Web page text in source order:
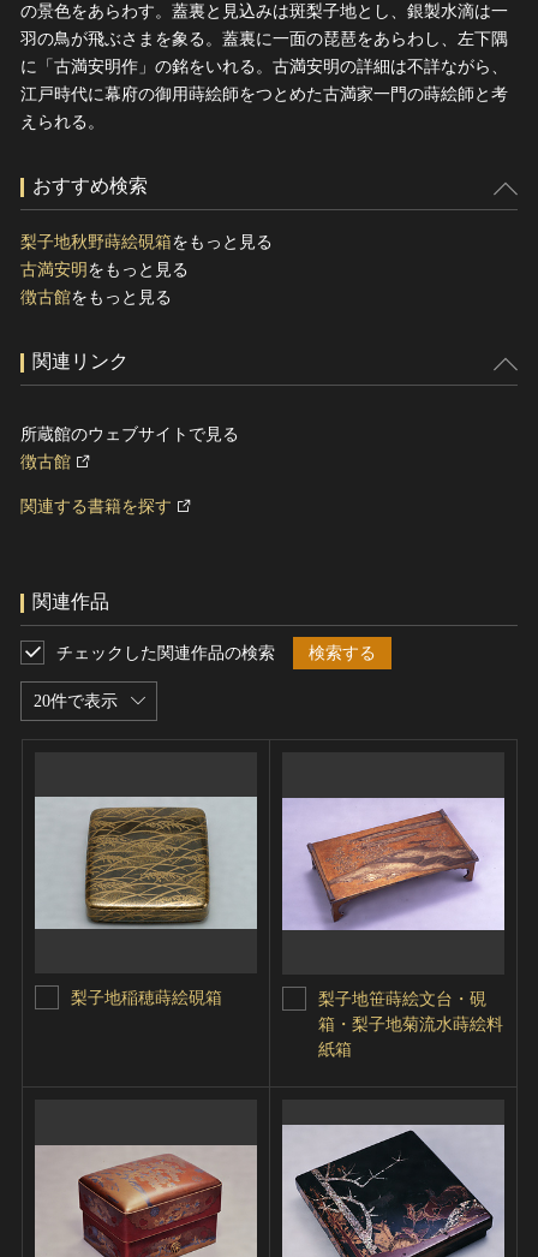
の景色をあらわす。蓋裏と見込みは斑梨子地とし、銀製水滴は一
羽の鳥が飛ぶさまを象る。蓋裏に一面の琵琶をあらわし、左下隅
に「古満安明作」の銘をいれる。古満安明の詳細は不詳ながら、
江戸時代に幕府の御用蒔絵師をつとめた古満家一門の蒔絵師と考
えられる。
おすすめ検索
梨子地秋野蒔絵硯箱をもっと見る
古満安明 をもっと見る
徴古館をもっと見る
関連リンク
所蔵館のウェブサイトで見る
徴古館
関連する書籍を探す
関連作品
20件で表示
チェックした関連作品の検索 検索する
梨子地稲穂蒔絵硯箱
梨子地笹蒔絵文台・硯
箱・梨子地菊流水蒔絵料
紙箱